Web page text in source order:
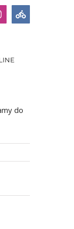
Wypożycz
rower
do